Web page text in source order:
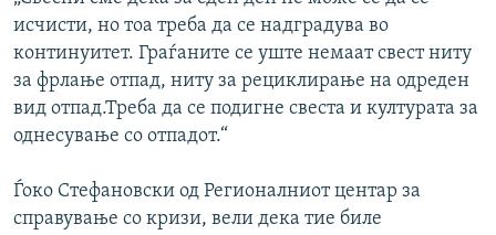
исчисти, но тоа треба да се надградува во
континуитет. Граѓаните се уште немаат свест ниту
за фрлање отпад, ниту за рециклирање на одреден
вид отпад.Треба да се подигне свеста и културата за
однесување со отпадот.“
Ѓоко Стефановски од Регионалниот центар за
справување со кризи, вели дека тие биле